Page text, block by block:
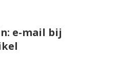
e-mail bij